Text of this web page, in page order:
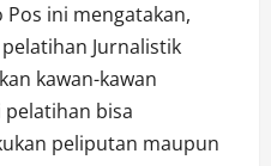
ini mengatakan,
Jurnalistik
kawan-kawan
bisa
peliputan maupun